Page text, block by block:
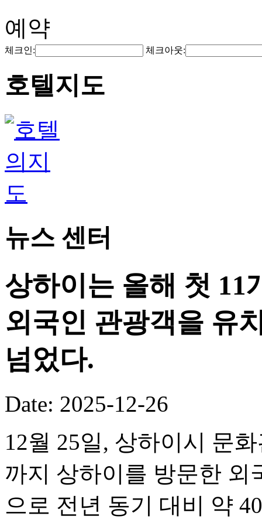
예약
체크인: 체크아웃:
호텔지도
뉴스 센터
상하이는 올해 첫 11
외국인 관광객을 유
넘었다.
Date: 2025-12-26
12월 25일, 상하이시 문
까지 상하이를 방문한 외
으로 전년 동기 대비 약